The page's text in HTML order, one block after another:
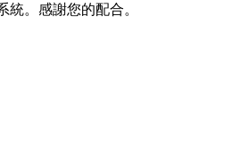
統。感謝您的配合。